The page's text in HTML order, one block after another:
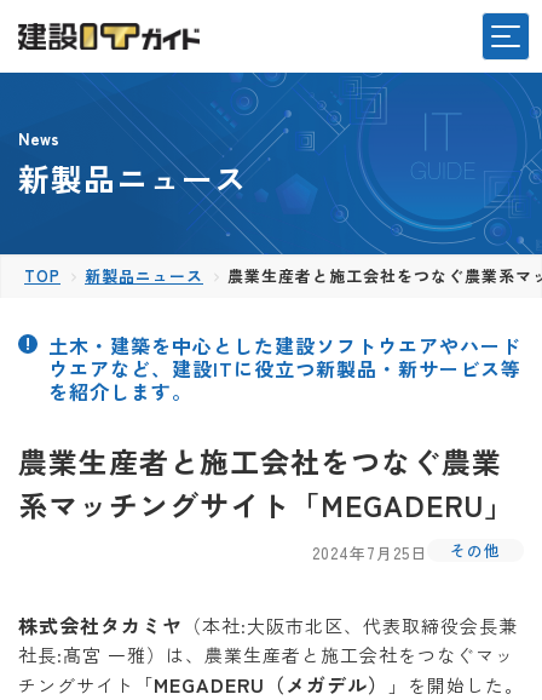
News
新製品ニュース
TOP 新製品ニュース 農業生産者と施工会社をつなぐ農業系マ
土木・建築を中心とした建設ソフトウエアやハード
ウエアなど、建設ITに役立つ新製品・新サービス等
を紹介します。
農業生産者と施工会社をつなぐ農業
系マッチングサイト「MEGADERU」
2024年7月25日 その他
株式会社タカミヤ （本社:大阪市北区、代表取締役会長兼
社長:髙宮 一雅）は、農業生産者と施工会社をつなぐマッ
チングサイト「MEGADERU（メガデル） 」を開始した。